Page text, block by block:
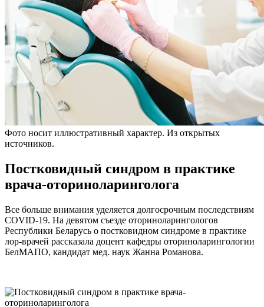
Фото носит иллюстративный характер. Из открытых
источников.
Постковидный синдром в практике
врача-оториноларинголога
Все больше внимания уделяется долгосрочным последствиям
COVID-19. На девятом съезде оториноларингологов
Республики Беларусь о постковидном синдроме в практике
лор-врачей рассказала доцент кафедры оториноларингологии
БелМАПО, кандидат мед. наук Жанна Романова.